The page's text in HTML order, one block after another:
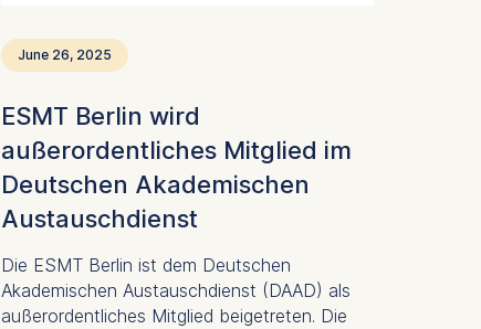
June 26, 2025
ESMT Berlin wird
außerordentliches Mitglied im
Deutschen Akademischen
Austauschdienst
Die ESMT Berlin ist dem Deutschen
Akademischen Austauschdienst (DAAD) als
außerordentliches Mitglied beigetreten. Die